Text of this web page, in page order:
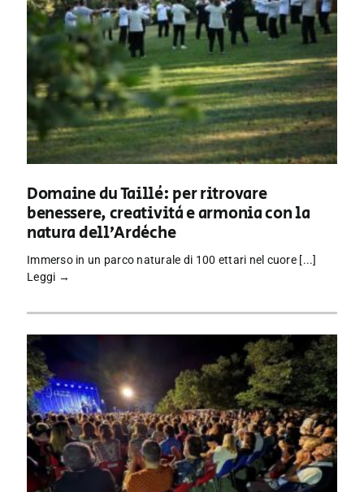
Domaine du Taillé: per ritrovare
benessere, creatività e armonia con la
natura dell’Ardèche
Immerso in un parco naturale di 100 ettari nel cuore [...]
Leggi →